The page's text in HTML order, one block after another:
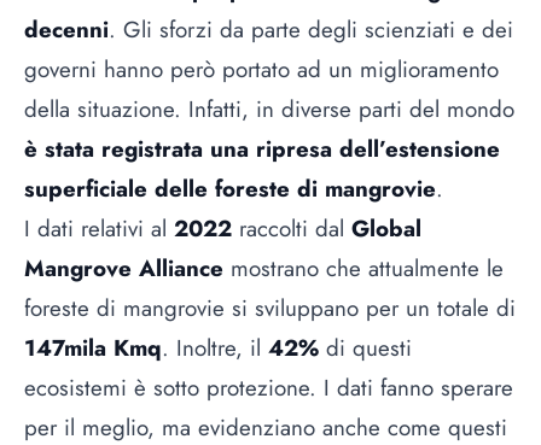
decenni. Gli sforzi da parte degli scienziati e dei
governi hanno però portato ad un miglioramento
della situazione. Infatti, in diverse parti del mondo
è stata registrata una ripresa dell’estensione
superficiale delle foreste di mangrovie.
I dati relativi al 2022 raccolti dal Global
Mangrove Alliance mostrano che attualmente le
foreste di mangrovie si sviluppano per un totale di
147mila Kmq. Inoltre, il 42% di questi
ecosistemi è sotto protezione. I dati fanno sperare
per il meglio, ma evidenziano anche come questi